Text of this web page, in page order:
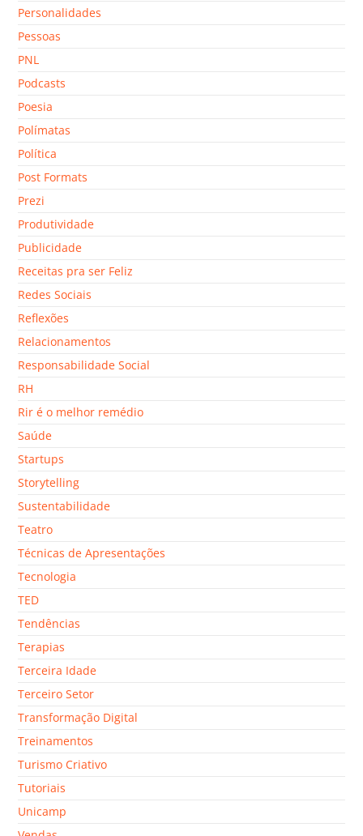
Personalidades
Pessoas
PNL
Podcasts
Poesia
Polímatas
Política
Post Formats
Prezi
Produtividade
Publicidade
Receitas pra ser Feliz
Redes Sociais
Reflexões
Relacionamentos
Responsabilidade Social
RH
Rir é o melhor remédio
Saúde
Startups
Storytelling
Sustentabilidade
Teatro
Técnicas de Apresentações
Tecnologia
TED
Tendências
Terapias
Terceira Idade
Terceiro Setor
Transformação Digital
Treinamentos
Turismo Criativo
Tutoriais
Unicamp